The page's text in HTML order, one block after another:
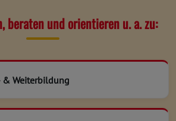
beraten und orientieren u. a. zu:
& Weiterbildung